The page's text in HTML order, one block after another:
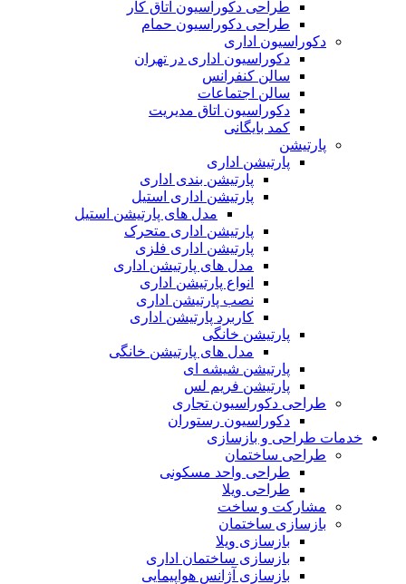
طراحی دکوراسیون اتاق کار
طراحی دکوراسیون حمام
دکوراسیون اداری
دکوراسیون اداری در تهران
سالن کنفرانس
سالن اجتماعات
دکوراسیون اتاق مدیریت
کمد بایگانی
پارتیشن
پارتیشن اداری
پارتیشن بندی اداری
پارتیشن اداری استیل
مدل های پارتیشن استیل
پارتیشن اداری متحرک
پارتیشن اداری فلزی
مدل های پارتیشن اداری
انواع پارتیشن اداری
نصب پارتیشن اداری
کاربرد پارتیشن اداری
پارتیشن خانگی
مدل های پارتیشن خانگی
پارتیشن شیشه ای
پارتیشن فریم لس
طراحی دکوراسیون تجاری
دکوراسیون رستوران
خدمات طراحی و بازسازی
طراحی ساختمان
طراحی واحد مسکونی
طراحی ویلا
مشارکت و ساخت
بازسازی ساختمان
بازسازی ویلا
بازسازی ساختمان اداری
بازسازی آژانس هواپیمایی